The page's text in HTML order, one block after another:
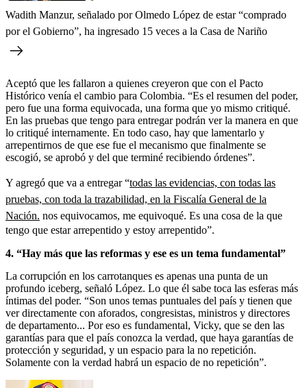
Wadith Manzur, señalado por Olmedo López de estar “comprado
por el Gobierno”, ha ingresado 15 veces a la Casa de Nariño
Aceptó que les fallaron a quienes creyeron que con el Pacto
Histórico venía el cambio para Colombia. “Es el resumen del poder,
pero fue una forma equivocada, una forma que yo mismo critiqué.
En las pruebas que tengo para entregar podrán ver la manera en que
lo critiqué internamente. En todo caso, hay que lamentarlo y
arrepentirnos de que ese fue el mecanismo que finalmente se
escogió, se aprobó y del que terminé recibiendo órdenes”.
Y agregó que va a entregar “todas las evidencias, con todas las
pruebas, con toda la trazabilidad, en la Fiscalía General de la
Nación. nos equivocamos, me equivoqué. Es una cosa de la que
tengo que estar arrepentido y estoy arrepentido”.
4. “Hay más que las reformas y ese es un tema fundamental”
La corrupción en los carrotanques es apenas una punta de un
profundo iceberg, señaló López. Lo que él sabe toca las esferas más
íntimas del poder. “Son unos temas puntuales del país y tienen que
ver directamente con aforados, congresistas, ministros y directores
de departamento... Por eso es fundamental, Vicky, que se den las
garantías para que el país conozca la verdad, que haya garantías de
protección y seguridad, y un espacio para la no repetición.
Solamente con la verdad habrá un espacio de no repetición”.